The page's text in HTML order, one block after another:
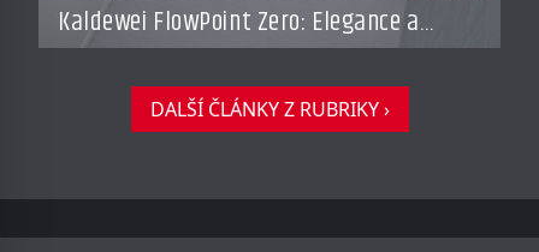
Kaldewei FlowPoint Zero: Elegance a
funkčnost na nejvyšší úrovni
DALŠÍ ČLÁNKY Z RUBRIKY ›